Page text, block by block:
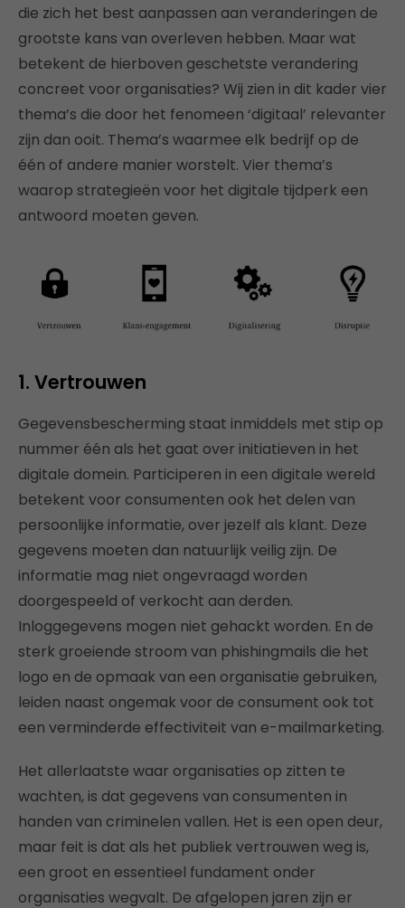
die zich het best aanpassen aan veranderingen de
grootste kans van overleven hebben. Maar wat
betekent de hierboven geschetste verandering
concreet voor organisaties? Wij zien in dit kader vier
thema’s die door het fenomeen ‘digitaal’ relevanter
zijn dan ooit. Thema’s waarmee elk bedrijf op de
één of andere manier worstelt. Vier thema’s
waarop strategieën voor het digitale tijdperk een
antwoord moeten geven.
1. Vertrouwen
Gegevensbescherming staat inmiddels met stip op
nummer één als het gaat over initiatieven in het
digitale domein. Participeren in een digitale wereld
betekent voor consumenten ook het delen van
persoonlijke informatie, over jezelf als klant. Deze
gegevens moeten dan natuurlijk veilig zijn. De
informatie mag niet ongevraagd worden
doorgespeeld of verkocht aan derden.
Inloggegevens mogen niet gehackt worden. En de
sterk groeiende stroom van phishingmails die het
logo en de opmaak van een organisatie gebruiken,
leiden naast ongemak voor de consument ook tot
een verminderde effectiviteit van e-mailmarketing.
Het allerlaatste waar organisaties op zitten te
wachten, is dat gegevens van consumenten in
handen van criminelen vallen. Het is een open deur,
maar feit is dat als het publiek vertrouwen weg is,
een groot en essentieel fundament onder
organisaties wegvalt. De afgelopen jaren zijn er